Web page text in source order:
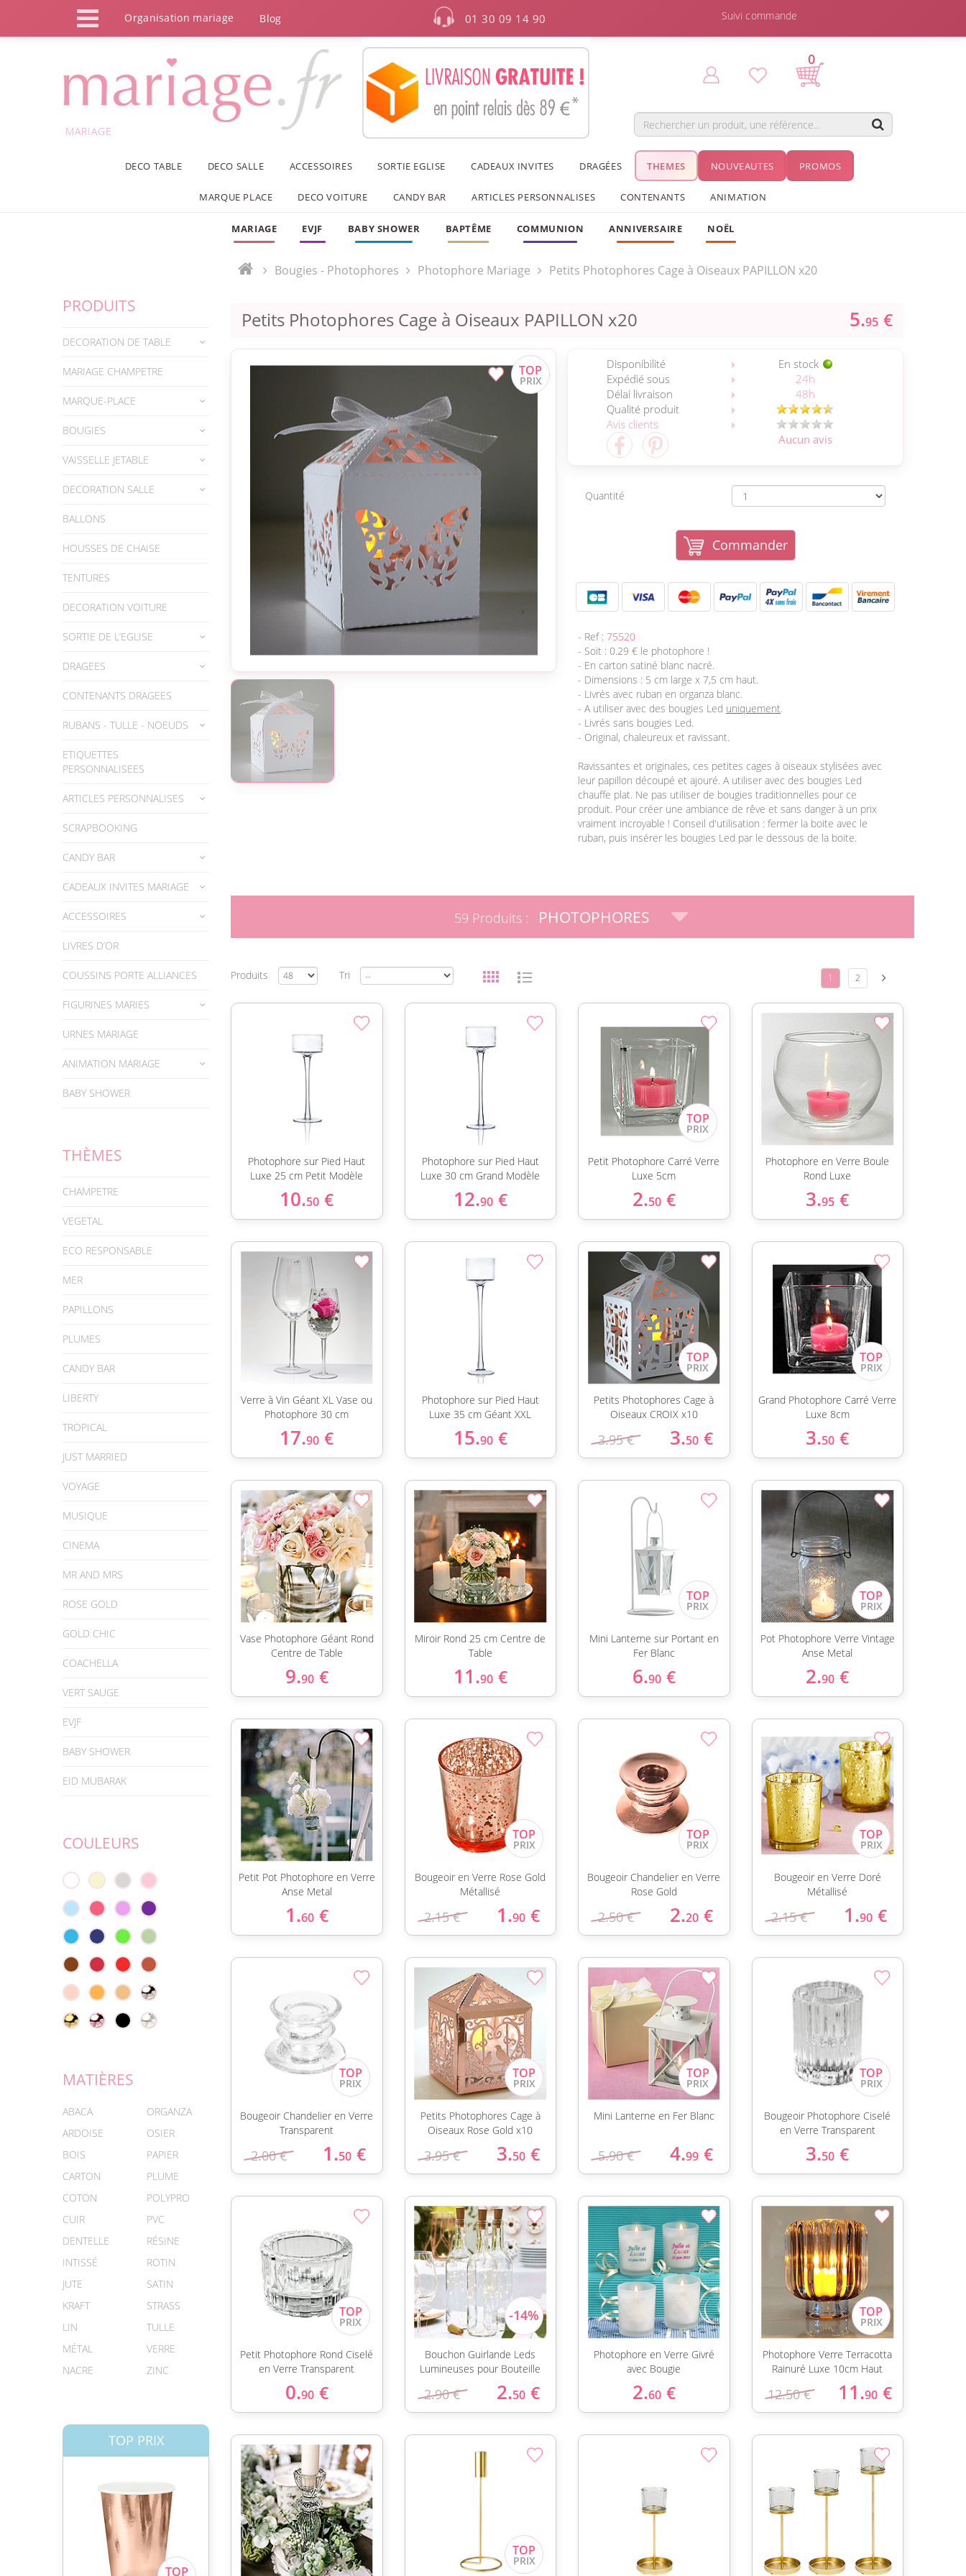
Organisation mariage Blog 01 30 09 14 90 Suivi commande
MARIAGE
0
DECO TABLE DECO SALLE ACCESSOIRES SORTIE EGLISE CADEAUX INVITES DRAGÉES THEMES NOUVEAUTES PROMOS
MARQUE PLACE DECO VOITURE CANDY BAR ARTICLES PERSONNALISES CONTENANTS ANIMATION
MARIAGE EVJF BABY SHOWER BAPTÊME COMMUNION ANNIVERSAIRE NOËL
PRODUITS
DECORATION DE TABLE
MARIAGE CHAMPETRE
MARQUE-PLACE
BOUGIES
VAISSELLE JETABLE
DECORATION SALLE
BALLONS
HOUSSES DE CHAISE
TENTURES
DECORATION VOITURE
SORTIE DE L’EGLISE
DRAGEES
CONTENANTS DRAGEES
RUBANS - TULLE - NOEUDS
ETIQUETTES
PERSONNALISEES
ARTICLES PERSONNALISES
SCRAPBOOKING
CANDY BAR
CADEAUX INVITES MARIAGE
ACCESSOIRES
LIVRES D’OR
COUSSINS PORTE ALLIANCES
FIGURINES MARIES
URNES MARIAGE
ANIMATION MARIAGE
BABY SHOWER
THÈMES
CHAMPETRE
VEGETAL
ECO RESPONSABLE
MER
PAPILLONS
PLUMES
CANDY BAR
LIBERTY
TROPICAL
JUST MARRIED
VOYAGE
MUSIQUE
CINEMA
MR AND MRS
ROSE GOLD
GOLD CHIC
COACHELLA
VERT SAUGE
EVJF
BABY SHOWER
EID MUBARAK
COULEURS
MATIÈRES
ABACA
ARDOISE
BOIS
CARTON
COTON
CUIR
DENTELLE
INTISSÉ
JUTE
KRAFT
LIN
MÉTAL
NACRE
ORGANZA
OSIER
PAPIER
PLUME
POLYPRO
PVC
RÉSINE
ROTIN
SATIN
STRASS
TULLE
VERRE
ZINC
TOP PRIX
Bougies - Photophores Photophore Mariage Petits Photophores Cage à Oiseaux PAPILLON x20
Petits Photophores Cage à Oiseaux PAPILLON x20 5.95 €
Disponibilité
En stock
Expédié sous
24h
Délai livraison
48h
Qualité produit
Avis clients
Aucun avis
Quantité
Commander
- Ref : 75520
- Soit : 0.29 € le photophore !
- En carton satiné blanc nacré.
- Dimensions : 5 cm large x 7,5 cm haut.
- Livrés avec ruban en organza blanc.
- A utiliser avec des bougies Led uniquement.
- Livrés sans bougies Led.
- Original, chaleureux et ravissant.
Ravissantes et originales, ces petites cages à oiseaux stylisées avec
leur papillon découpé et ajouré. A utiliser avec des bougies Led
chauffe plat. Ne pas utiliser de bougies traditionnelles pour ce
produit. Pour créer une ambiance de rêve et sans danger à un prix
vraiment incroyable ! Conseil d'utilisation : fermer la boite avec le
ruban, puis insérer les bougies Led par le dessous de la boite.
59 Produits : PHOTOPHORES
Produits Tri 1 2
Photophore sur Pied Haut
Luxe 25 cm Petit Modèle
10.50 €
Photophore sur Pied Haut
Luxe 30 cm Grand Modèle
12.90 €
Petit Photophore Carré Verre
Luxe 5cm
2.50 €
Photophore en Verre Boule
Rond Luxe
3.95 €
Verre à Vin Géant XL Vase ou
Photophore 30 cm
17.90 €
Photophore sur Pied Haut
Luxe 35 cm Géant XXL
15.90 €
Petits Photophores Cage à
Oiseaux CROIX x10
3.95 € 3.50 €
Grand Photophore Carré Verre
Luxe 8cm
3.50 €
Vase Photophore Géant Rond
Centre de Table
9.90 €
Miroir Rond 25 cm Centre de
Table
11.90 €
Mini Lanterne sur Portant en
Fer Blanc
6.90 €
Pot Photophore Verre Vintage
Anse Metal
2.90 €
Petit Pot Photophore en Verre
Anse Metal
1.60 €
Bougeoir en Verre Rose Gold
Métallisé
2.15 € 1.90 €
Bougeoir Chandelier en Verre
Rose Gold
2.50 € 2.20 €
Bougeoir en Verre Doré
Métallisé
2.15 € 1.90 €
Bougeoir Chandelier en Verre
Transparent
2.00 € 1.50 €
Petits Photophores Cage à
Oiseaux Rose Gold x10
3.95 € 3.50 €
Mini Lanterne en Fer Blanc
5.90 € 4.99 €
Bougeoir Photophore Ciselé
en Verre Transparent
3.50 €
Petit Photophore Rond Ciselé
en Verre Transparent
0.90 €
Bouchon Guirlande Leds
Lumineuses pour Bouteille
2.90 € 2.50 €
Photophore en Verre Givré
avec Bougie
2.60 €
Photophore Verre Terracotta
Rainuré Luxe 10cm Haut
12.50 € 11.90 €
Panneau de gestion des cookies